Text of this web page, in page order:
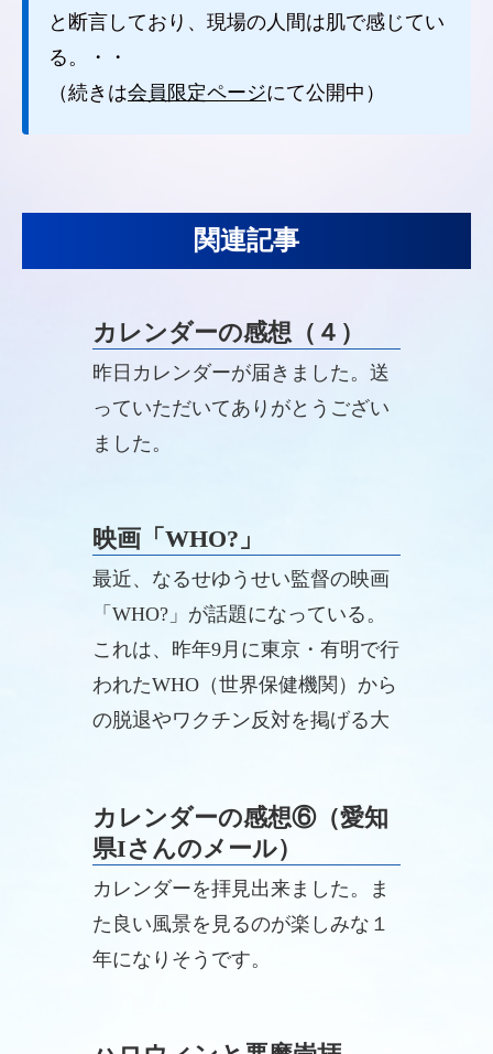
と断言しており、現場の人間は肌で感じてい
る。・・
（続きは会員限定ページにて公開中）
関連記事
カレンダーの感想（４）
昨日カレンダーが届きました。送
っていただいてありがとうござい
ました。
映画「WHO?」
最近、なるせゆうせい監督の映画
「WHO?」が話題になっている。
これは、昨年9月に東京・有明で行
われたWHO（世界保健機関）から
の脱退やワクチン反対を掲げる大
カレンダーの感想⑥（愛知
県Iさんのメール）
カレンダーを拝見出来ました。ま
た良い風景を見るのが楽しみな１
年になりそうです。